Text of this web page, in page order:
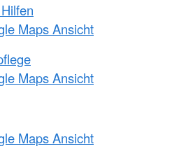
Maps Ansicht
Maps Ansicht
Maps Ansicht